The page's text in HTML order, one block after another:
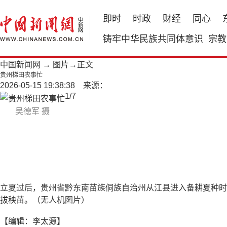
即时 时政 财经 同心
铸牢中华民族共同体意识 宗教
中国新闻网 → 图片 →正文
贵州梯田农事忙
2026-05-15 19:38:38 来源：
吴德军 摄
1/7
立夏过后，贵州省黔东南苗族侗族自治州从江县进入备耕夏种
拔秧苗。（无人机图片）
【编辑：李太源】